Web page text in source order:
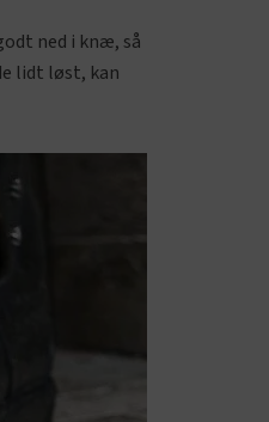
ned i knæ, så
lidt løst, kan